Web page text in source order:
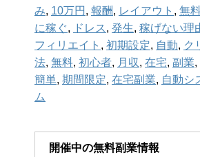
み, 10万円 , 報酬, レイアウト , 無
に稼ぐ, ドレス , 発生, 稼げない理
フィリエイト , 初期設定, 自動, ク
法, 無料, 初心者, 月収, 在宅, 副業,
簡単, 期間限定, 在宅副業, 自動シ
ム
開催中の無料副業情報